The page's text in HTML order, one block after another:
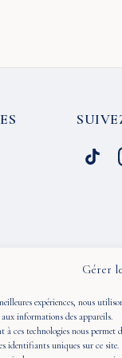
Gérer
expériences, nous
aux informations des appareils.
à ces technologies nous
identifiants uniques sur ce site.